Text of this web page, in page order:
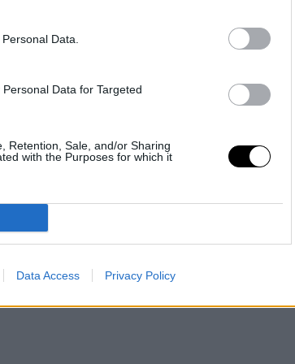
Data.
Data for Targeted
Retention, Sale, and/or Sharing
with the Purposes for which it
Data Access Privacy Policy